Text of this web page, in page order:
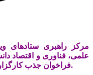
مرکز راهبری ستادهای
علمی، فناوری و اقتصاد
فراخوان جذب کارگزاران توسعه نوآوری در صنعت کرده است.